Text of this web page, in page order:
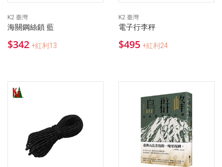
K2 臺灣
海關鋼絲鎖 藍
$342 +紅利13
K2 臺灣
電子行李秤
$495 +紅利24